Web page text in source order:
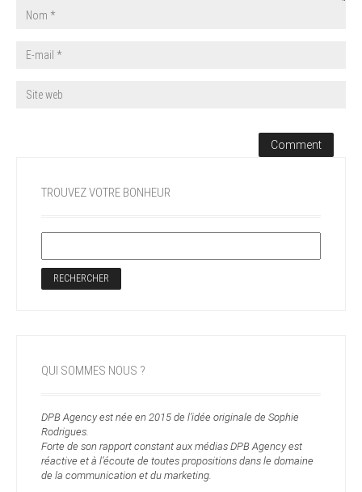
TROUVEZ VOTRE BONHEUR
QUI SOMMES NOUS ?
DPB Agency est née en 2015 de l’idée originale de Sophie
Rodrigues.
Forte de son rapport constant aux médias DPB Agency est
réactive et à l’écoute de toutes propositions dans le domaine
de la communication et du marketing.